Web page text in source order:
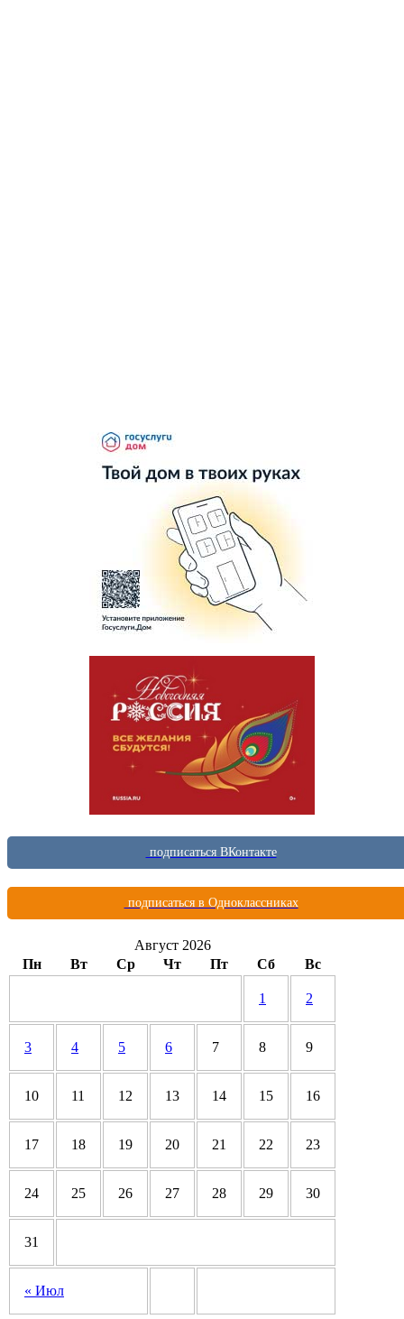
подписаться ВКонтакте
подписаться в Одноклассниках
Август 2026
Пн
Вт Ср Чт Пт Сб Вс
« Июл
1 2
3 4 5 6 7 8 9
10 11 12 13 14 15 16
17 18 19 20 21 22 23
24 25 26 27 28 29 30
31